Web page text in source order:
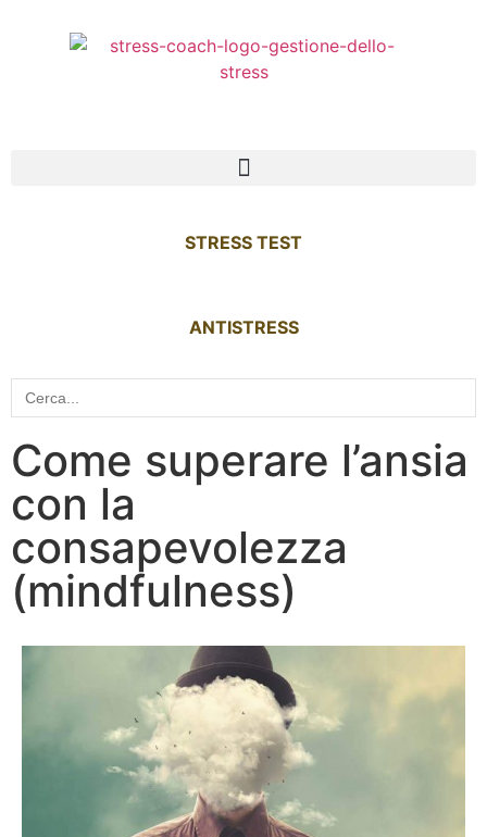
STRESS TEST
ANTISTRESS
Search
for:
Come superare l’ansia
con la
consapevolezza
(mindfulness)